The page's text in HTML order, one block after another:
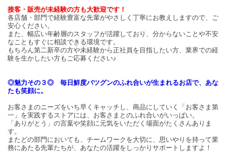
接客・販売が未経験の方も大歓迎です！
各店舗・部門で経験豊富な先輩がやさしく丁寧にお教えしますので、ご
安心ください。
また、幅広い年齢層のスタッフが活躍しており、分からないことや不安
なこともすぐに相談できる環境です。
もちろん第二新卒の方や未経験から正社員を目指したい方、業界での経
験を生かしたい方もご応募ください♪
◎魅力その３◎ 毎日鮮度バツグンのふれ合いが生まれるお店で、あな
たも笑顔に。
お客さまのニーズをいち早くキャッチし、商品にしていく「お客さま第
一」を実践するストアには、お客さまとのふれ合いがいっぱい。
「ありがとう」の言葉や笑顔に元気をいただく場面がたくさんありま
す。
またどの部門においても、チームワークを大切に、思いやりを持って業
務にあたる先輩たちが、あなたの活躍をしっかりサポートしますよ！